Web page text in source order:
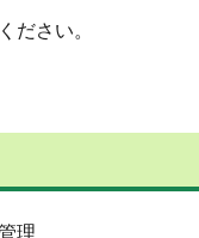
ださい。
理